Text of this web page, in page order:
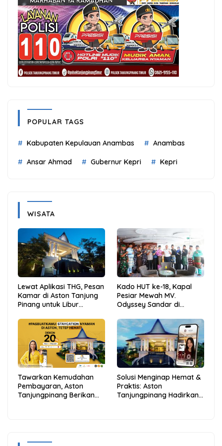
POPULAR TAGS
Kabupaten Kepulauan Anambas Anambas
Ansar Ahmad Gubernur Kepri Kepri
WISATA
Lewat Aplikasi THG, Pesan
Kamar di Aston Tanjung
Pinang untuk Libur
dan Hemat
Kado HUT ke-18, Kapal
Pesiar Mewah MV.
Odyssey Sandar di
Anambas Siap Mendunia
Tawarkan Kemudahan
Pembayaran, Aston
Tanjungpinang Berikan
Solusi Menginap Hemat &
Praktis: Aston
Tanjungpinang Hadirkan